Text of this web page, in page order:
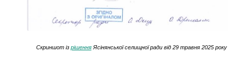
Скриншот із рішенняЯсінянської селищної ради від 29 травня 2025